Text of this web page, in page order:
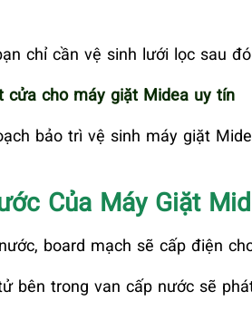
chỉ cần vệ sinh lưới lọc sau
cửa cho máy giặt Midea uy tín
bảo trì vệ sinh máy giặt
Của Máy Giặt
board mạch sẽ cấp điện
bên trong van cấp nước sẽ